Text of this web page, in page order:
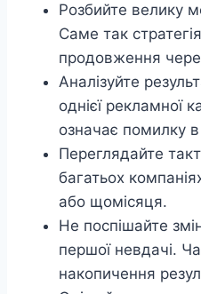
Розбийте велику
Саме так
продовження
Аналізуйте
однієї рекламної
означає помилку в
Переглядайте
багатьох
або щомісяця.
Не поспішайте
першої невдачі.
накопичення